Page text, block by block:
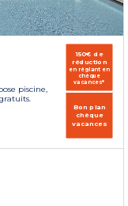
piscine,
150€ de
réduction
en réglant en
chèque
vacances*
Bon plan
chèque
vacances